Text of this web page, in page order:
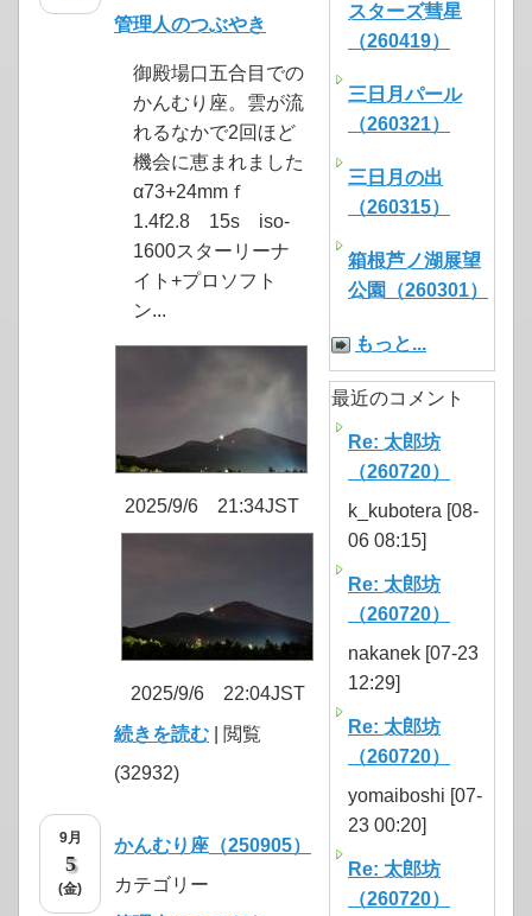
管理人のつぶやき
御殿場口五合目での
かんむり座。雲が流
れるなかで2回ほど
機会に恵まれました
α73+24mmｆ
1.4f2.8 15s iso-
1600スターリーナ
イト+プロソフト
ン...
2025/9/6 21:34JST
2025/9/6 22:04JST
続きを読む | 閲覧
(32932)
9月
5
(金)
かんむり座（250905）
カテゴリー
スターズ彗星
（260419）
三日月パール
（260321）
三日月の出
（260315）
箱根芦ノ湖展望
公園（260301）
もっと...
最近のコメント
Re: 太郎坊
（260720）
k_kubotera [08-
06 08:15]
Re: 太郎坊
（260720）
nakanek [07-23
12:29]
Re: 太郎坊
（260720）
yomaiboshi [07-
23 00:20]
Re: 太郎坊
（260720）